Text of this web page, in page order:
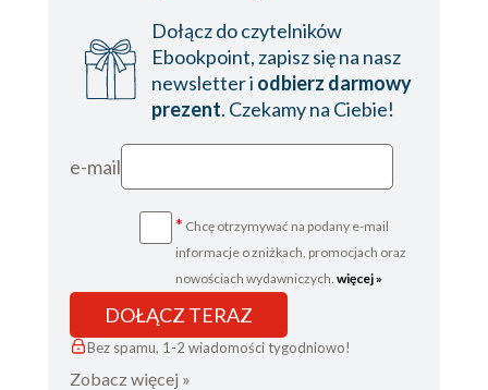
4.5.4. Łańcuch promptów
4.5.5. Dyrektywy dotyczące
tonu
4.5.6. Szablony odpowiedzi
przykładach
4.6.2. Pułapki, których warto
unikać
4.6.3. Metaprompty
4.7. Formułowanie problemów
4.8. Korzystanie z technik formułowania
problemów w praktyce
4.9. Prompty użyte w tym rozdziale
Dołącz do czytelników
Ebookpoint, zapisz się na nasz
newsletter i odbierz darmowy
prezent. Czekamy na Ciebie!
e-mail
* Chcę otrzymywać na podany e-mail
informacje o zniżkach, promocjach oraz
nowościach wydawniczych. więcej »
DOŁĄCZ TERAZ
Bez spamu, 1-2 wiadomości tygodniowo!
Zobacz więcej »